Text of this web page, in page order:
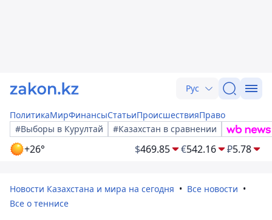
Рус
ПолитикаМирФинансыСтатьиПроисшествияПраво
#Выборы в Курултай
#Казахстан в сравнении
+26° $469.85 €542.16 ₽5.78
Новости Казахстана и мира на сегодня
Все новости
Все о теннисе